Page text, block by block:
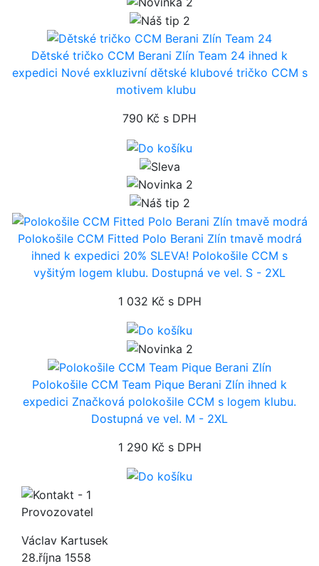
Dětské tričko CCM Berani Zlín Team 24 ihned k
expedici Nové exkluzivní dětské klubové tričko CCM s
motivem klubu
790 Kč s DPH
Polokošile CCM Fitted Polo Berani Zlín tmavě modrá
ihned k expedici 20% SLEVA! Polokošile CCM s
vyšitým logem klubu. Dostupná ve vel. S - 2XL
1 032 Kč s DPH
Polokošile CCM Team Pique Berani Zlín ihned k
expedici Značková polokošile CCM s logem klubu.
Dostupná ve vel. M - 2XL
1 290 Kč s DPH
Provozovatel
Václav Kartusek
28.října 1558